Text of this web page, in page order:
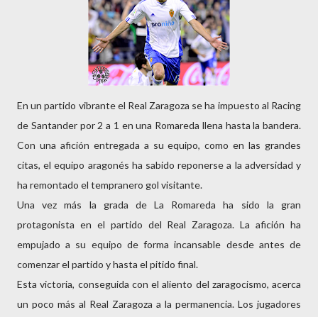
En un partido vibrante el Real Zaragoza se ha impuesto al Racing
de Santander por 2 a 1 en una Romareda llena hasta la bandera.
Con una afición entregada a su equipo, como en las grandes
citas, el equipo aragonés ha sabido reponerse a la adversidad y
ha remontado el tempranero gol visitante.
Una vez más la grada de La Romareda ha sido la gran
protagonista en el partido del Real Zaragoza. La afición ha
empujado a su equipo de forma incansable desde antes de
comenzar el partido y hasta el pitido final.
Esta victoria, conseguida con el aliento del zaragocismo, acerca
un poco más al Real Zaragoza a la permanencia. Los jugadores